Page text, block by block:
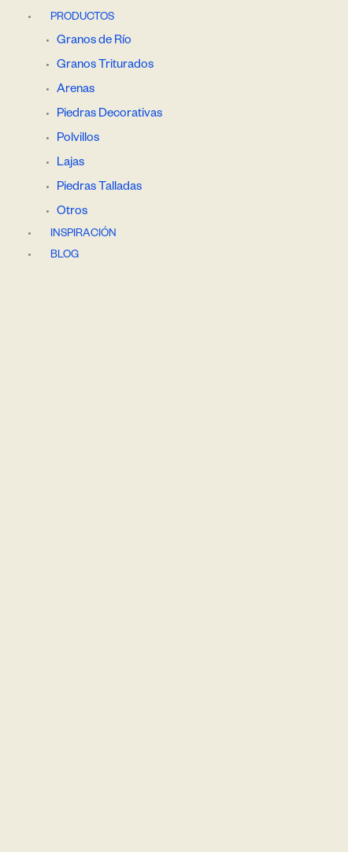
PRODUCTOS
Granos de Río
Granos Triturados
Arenas
Piedras Decorativas
Polvillos
Lajas
Piedras Talladas
Otros
INSPIRACIÓN
BLOG